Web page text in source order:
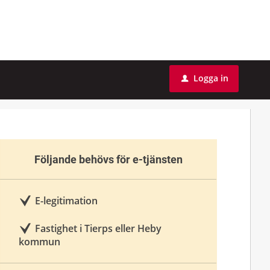
u Logga in
Följande behövs för e-tjänsten
E-legitimation
Fastighet i Tierps eller Heby
kommun